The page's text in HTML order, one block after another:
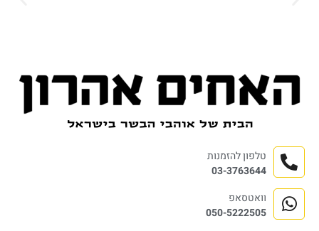
טלפון להזמנות
03-3763644
וואטסאפ
050-5222505